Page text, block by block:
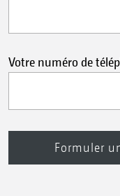
Votre numéro de